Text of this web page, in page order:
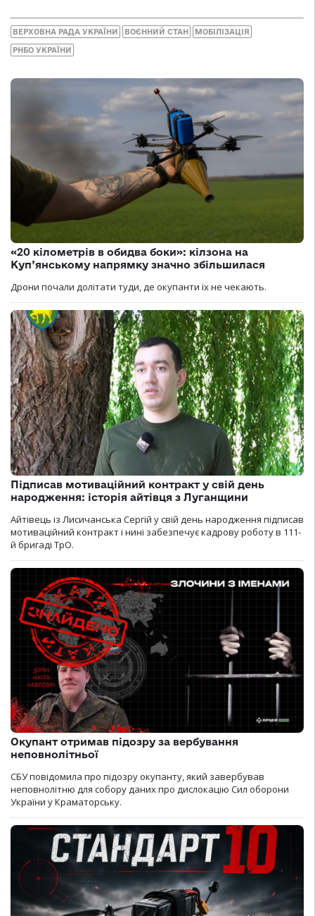
ВЕРХОВНА РАДА УКРАЇНИ ВОЄННИЙ СТАН МОБІЛІЗАЦІЯ
РНБО УКРАЇНИ
«20 кілометрів в обидва боки»: кілзона на
Куп’янському напрямку значно збільшилася
Дрони почали долітати туди, де окупанти їх не чекають.
Підписав мотиваційний контракт у свій день
народження: історія айтівця з Луганщини
Айтівець із Лисичанська Сергій у свій день народження підписав
мотиваційний контракт і нині забезпечує кадрову роботу в 111-
й бригаді ТрО.
Окупант отримав підозру за вербування
неповнолітньої
СБУ повідомила про підозру окупанту, який завербував
неповнолітню для собору даних про дислокацію Сил оборони
України у Краматорську.